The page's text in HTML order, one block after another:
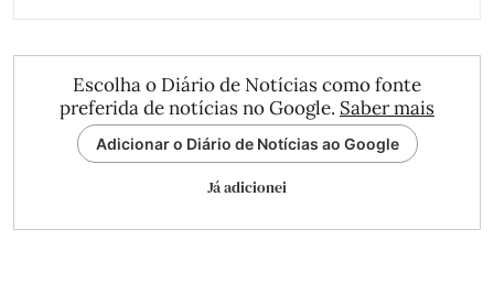
Escolha o Diário de Notícias como fonte
preferida de notícias no Google. Saber mais
Adicionar o Diário de Notícias ao Google
Já adicionei